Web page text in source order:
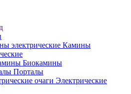
Камины
Биокамины
Порталы
Электрические